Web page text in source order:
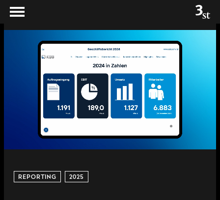
REPORTING 2025